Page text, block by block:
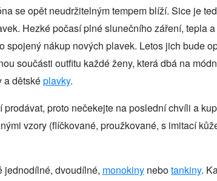
se opět neudržitelným tempem blíží. Sice je
Hezké počasí plné slunečního záření, tepla
spojený nákup nových plavek. Letos jich bude
součásti outfitu každé ženy, která dbá na
a dětsképlavky.
prodávat, proto nečekejte na poslední chvíli a
vzory (flíčkované, proužkované, s imitací
jednodílné, dvoudílné, monokiny nebotankiny.